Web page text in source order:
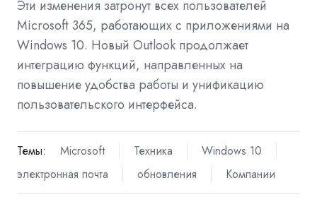
Эти изменения затронут всех пользователей
Microsoft 365, работающих с приложениями на
Windows 10. Новый Outlook продолжает
интеграцию функций, направленных на
повышение удобства работы и унификацию
пользовательского интерфейса.
Темы: Microsoft Техника
Windows 10
электронная почта
обновления Компании